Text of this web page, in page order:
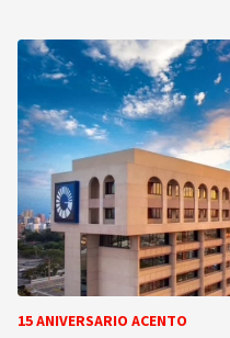
15 ANIVERSARIO ACENTO